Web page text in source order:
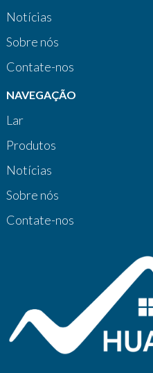
Notícias
Sobre nós
Contate-nos
NAVEGAÇÃO
Lar
Produtos
Notícias
Sobre nós
Contate-nos